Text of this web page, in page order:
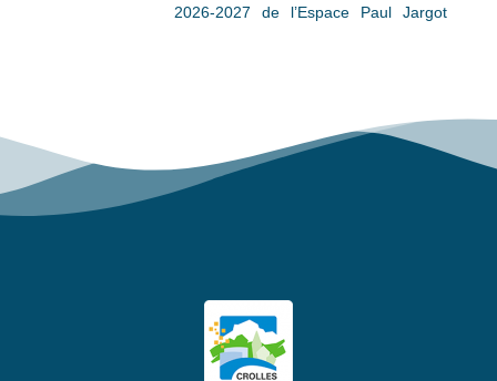
2026-2027 de l’Espace Paul Jargot